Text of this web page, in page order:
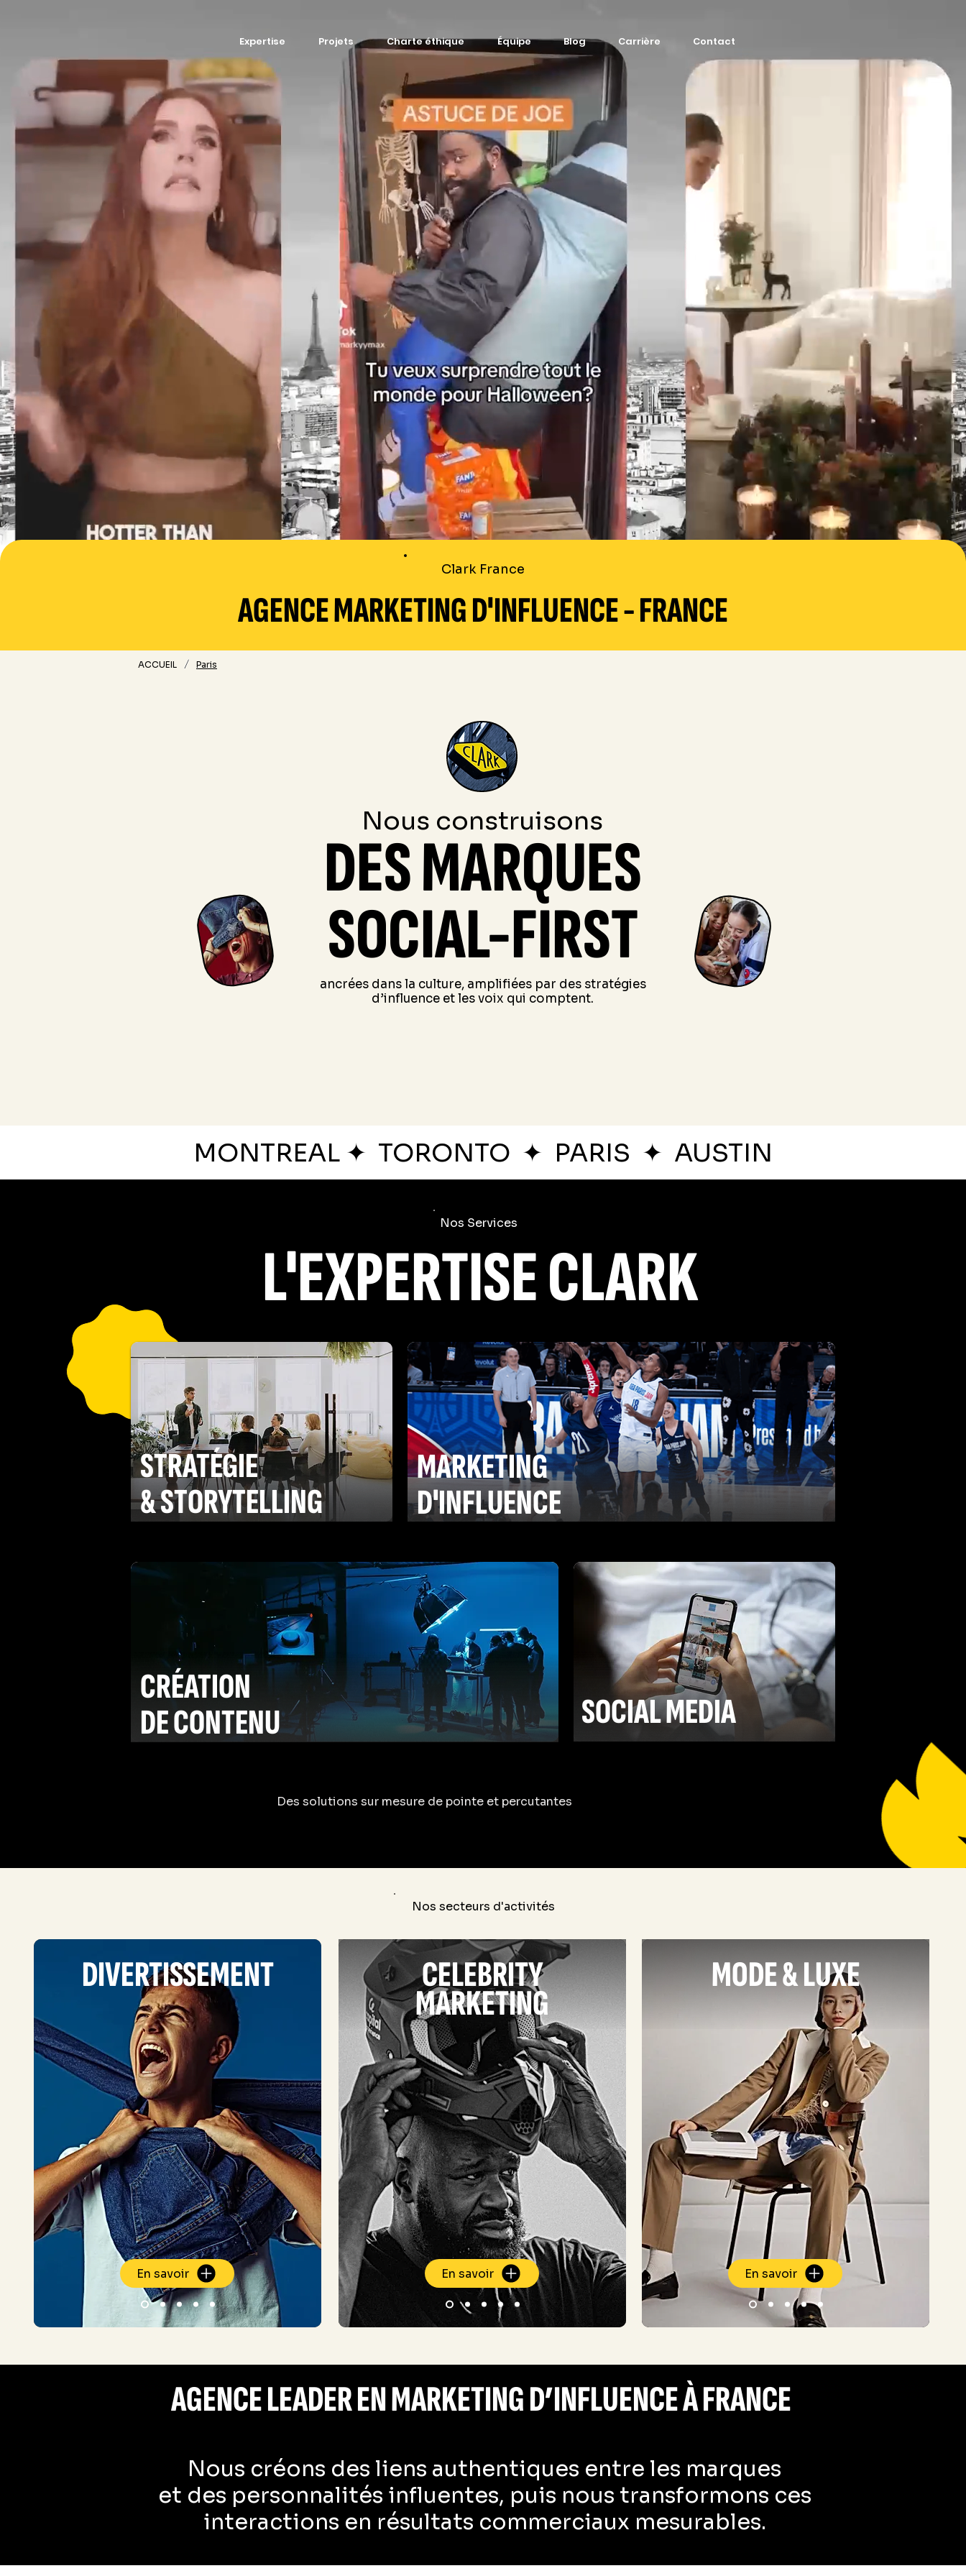
Expertise Projets Charte éthique Équipe Blog Carrière Contact
Clark France
AGENCE MARKETING D'INFLUENCE - FRANCE
ACCUEIL / Paris
Nous construisons
DES MARQUES
SOCIAL-FIRST
ancrées dans la culture, amplifiées par des stratégies
d’influence et les voix qui comptent.
MONTREAL ✦ TORONTO ✦ PARIS ✦ AUSTIN
Nos Services
L'EXPERTISE CLARK
STRATÉGIE
& STORYTELLING
MARKETING
D'INFLUENCE
CRÉATION
DE CONTENU
SOCIALMEDIA
Des solutions sur mesure de pointe et percutantes
Nos secteurs d'activités
DIVERTISSEMENT
En savoir
CELEBRITY
MARKETING
En savoir
MODE & LUXE
En savoir
AGENCE LEADER EN MARKETING D’INFLUENCE À FRANCE
Nous créons des liens authentiques entre les marques
et des personnalités influentes, puis nous transformons ces
interactions en résultats commerciaux mesurables.